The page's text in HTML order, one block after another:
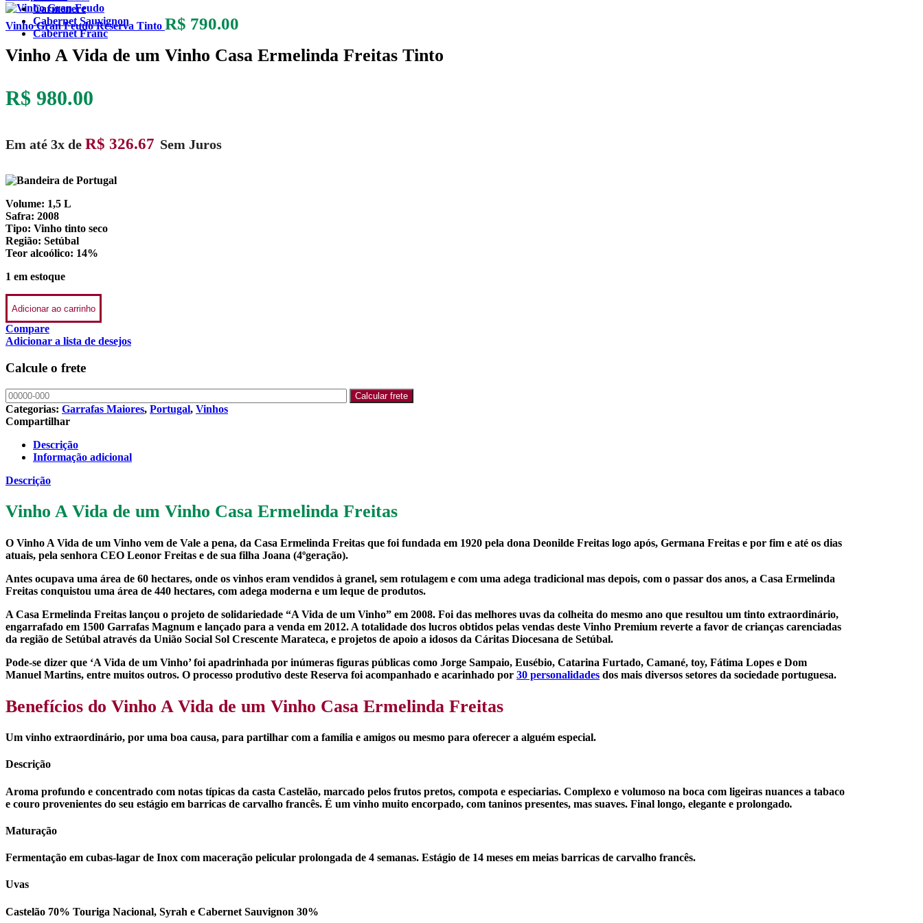
Carmenere
Cabernet Sauvignon
Cabernet Franc
Vinho Gran Feudo Reserva Tinto R$ 790.00
Vinho A Vida de um Vinho Casa Ermelinda Freitas Tinto
R$ 980.00
Em até 3x de R$ 326.67 Sem Juros
Volume: 1,5 L
Safra: 2008
Tipo: Vinho tinto seco
Região: Setúbal
Teor alcoólico: 14%
1 em estoque
Adicionar ao carrinho
Compare
Adicionar a lista de desejos
Calcule o frete
Categorias: Garrafas Maiores, Portugal, Vinhos
Compartilhar
Descrição
Informação adicional
Descrição
Vinho A Vida de um Vinho Casa Ermelinda Freitas
O Vinho A Vida de um Vinho vem de Vale a pena, da Casa Ermelinda Freitas que foi fundada em 1920 pela dona Deonilde Freitas logo após, Germana Freitas e por fim e até os dias
atuais, pela senhora CEO Leonor Freitas e de sua filha Joana (4ºgeração).
Antes ocupava uma área de 60 hectares, onde os vinhos eram vendidos à granel, sem rotulagem e com uma adega tradicional mas depois, com o passar dos anos, a Casa Ermelinda
Freitas conquistou uma área de 440 hectares, com adega moderna e um leque de produtos.
A Casa Ermelinda Freitas lançou o projeto de solidariedade “A Vida de um Vinho” em 2008. Foi das melhores uvas da colheita do mesmo ano que resultou um tinto extraordinário,
engarrafado em 1500 Garrafas Magnum e lançado para a venda em 2012. A totalidade dos lucros obtidos pelas vendas deste Vinho Premium reverte a favor de crianças carenciadas
da região de Setúbal através da União Social Sol Crescente Marateca, e projetos de apoio a idosos da Cáritas Diocesana de Setúbal.
Pode-se dizer que ‘A Vida de um Vinho’ foi apadrinhada por inúmeras figuras públicas como Jorge Sampaio, Eusébio, Catarina Furtado, Camané, toy, Fátima Lopes e Dom
Manuel Martins, entre muitos outros. O processo produtivo deste Reserva foi acompanhado e acarinhado por 30 personalidades dos mais diversos setores da sociedade portuguesa.
Benefícios do Vinho A Vida de um Vinho Casa Ermelinda Freitas
Um vinho extraordinário, por uma boa causa, para partilhar com a família e amigos ou mesmo para oferecer a alguém especial.
Descrição
Aroma profundo e concentrado com notas típicas da casta Castelão, marcado pelos frutos pretos, compota e especiarias. Complexo e volumoso na boca com ligeiras nuances a tabaco
e couro provenientes do seu estágio em barricas de carvalho francês. É um vinho muito encorpado, com taninos presentes, mas suaves. Final longo, elegante e prolongado.
Maturação
Fermentação em cubas-lagar de Inox com maceração pelicular prolongada de 4 semanas. Estágio de 14 meses em meias barricas de carvalho francês.
Uvas
Castelão 70% Touriga Nacional, Syrah e Cabernet Sauvignon 30%